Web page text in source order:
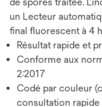
un Lecteur
final fluorescent à 4
Résultat rapide et
Conforme aux
2:2017
Codé par couleur
consultation